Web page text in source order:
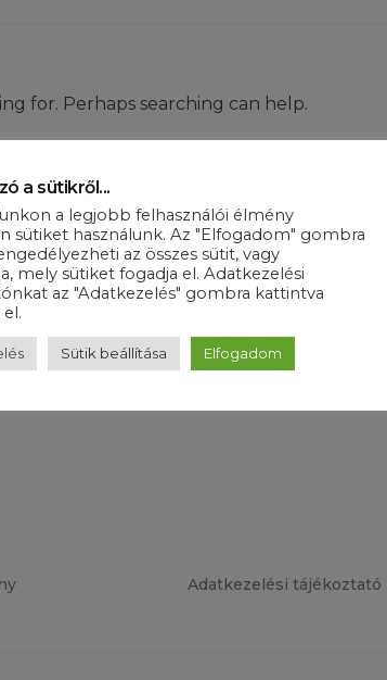
for. Perhaps searching can help.
Adatkezelési tájékoztató
a sütikről...
a legjobb felhasználói élmény
sütiket használunk. Az "Elfogadom" gombra
az összes sütit, vagy
mely sütiket fogadja el. Adatkezelési
az "Adatkezelés" gombra kattintva
Sütik beállítása Elfogadom